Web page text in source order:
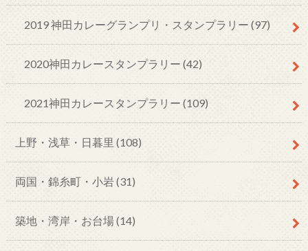
2019 神田カレーグランプリ・スタンプラリー (97)
2020神田カレースタンプラリー (42)
2021神田カレースタンプラリー (109)
上野・浅草・日暮里 (108)
両国・錦糸町・小岩(31)
築地・湾岸・お台場(14)